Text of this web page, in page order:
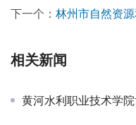
下一个： 林州市自然资源和规划局采购
相关新闻
黄河水利职业技术学院协